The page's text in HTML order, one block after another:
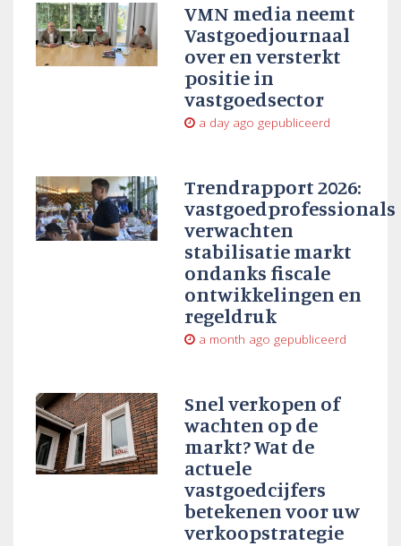
VMN media neemt
Vastgoedjournaal
over en versterkt
positie in
vastgoedsector
a day ago gepubliceerd
Trendrapport 2026:
vastgoedprofessionals
verwachten
stabilisatie markt
ondanks fiscale
ontwikkelingen en
regeldruk
a month ago gepubliceerd
Snel verkopen of
wachten op de
markt? Wat de
actuele
vastgoedcijfers
betekenen voor uw
verkoopstrategie